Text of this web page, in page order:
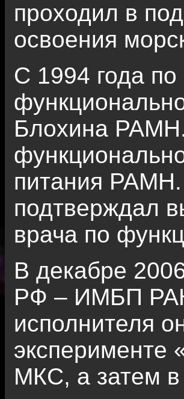
проходил в
освоения
С 1994 года по
Блохина
питания
подтверждал
врача по
В декабре
РФ – ИМБП
исполнителя
эксперименте
МКС, а затем